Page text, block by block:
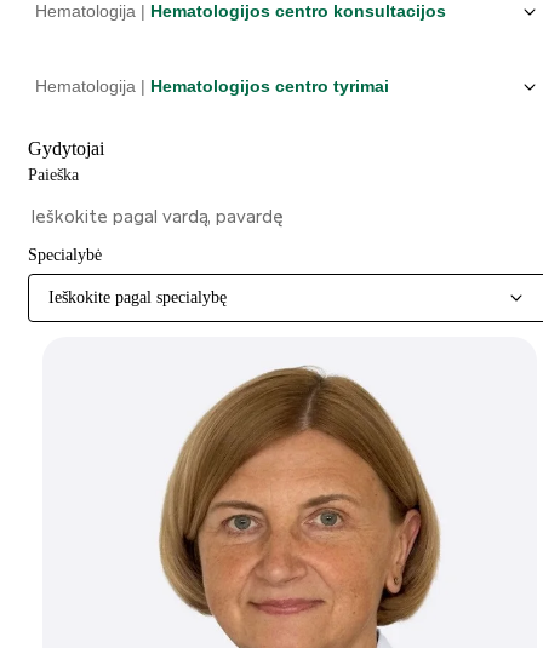
Hematologija | Hematologijos centro konsultacijos
Hematologija | Hematologijos centro tyrimai
Gydytojai
Paieška
Specialybė
Ieškokite pagal specialybę